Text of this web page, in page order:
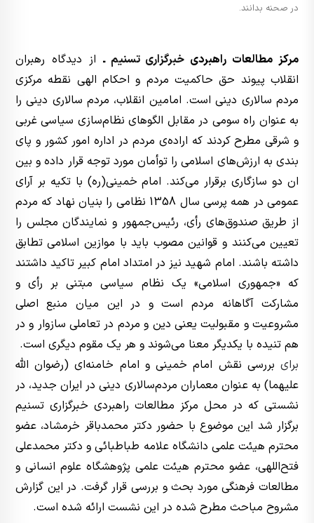
در صحنه بدانند.
مرکز مطالعات راهبردی خبرگزاری تسنیم ـ از دیدگاه رهبران
انقلاب پیوند حق حاکمیت مردم و احکام الهی نقطه مرکزی
مردم سالاری دینی است. امامین انقلاب، مردم سالاری دینی را
به عنوان راه سومی در مقابل الگو‌های نظام‌سازی سیاسی غربی
و شرقی مطرح کردند که اراده‌ی مردم در اداره امور کشور و پای
بندی به ارزش‌های اسلامی را توأمان مورد توجه قرار داده و بین
ان دو سازگاری برقرار می‌کند. امام خمینی(ره) با تکیه بر آرای
عمومی در همه پرسی سال 1358 نظامی را بنیان نهاد که مردم
از طریق صندوق‌های رأی، رئیس‌جمهور و نمایندگان مجلس را
تعیین می‌کنند و قوانین مصوب باید با موازین اسلامی تطابق
داشته باشند. امام شهید نیز در امتداد امام کبیر تاکید داشتند
که «جمهوری اسلامی» یک نظام سیاسی مبتنی بر رأی و
مشارکت آگاهانه مردم است و در این میان منبع اصلی
مشروعیت و مقبولیت یعنی دین و مردم در تعاملی سازوار و در
هم تنیده با یکدیگر معنا می‌شوند و هر یک مقوم دیگری است.
برای بررسی نقش امام خمینی و امام خامنه‌ای (رضوان الله
علیهما) به عنوان معماران مردم‌سالاری دینی در ایران جدید، در
نشستی که در محل مرکز مطالعات راهبردی خبرگزاری تسنیم
برگزار شد این موضوع با حضور دکتر محمدباقر خرمشاد، عضو
محترم هیئت علمی دانشگاه علامه طباطبائی و دکتر محمدعلی
فتح‌اللهی، عضو محترم هیئت علمی پژوهشگاه علوم انسانی و
مطالعات فرهنگی مورد بحث و بررسی قرار گرفت. در این گزارش
مشروح مباحث مطرح شده در این نشست ارائه شده است.